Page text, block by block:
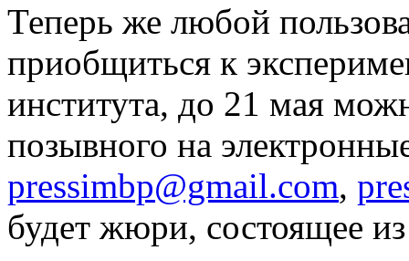
Теперь же любой
приобщиться к
института, до 21 мая
позывного на
pressimbp@gmail.com,
будет жюри, состоящее